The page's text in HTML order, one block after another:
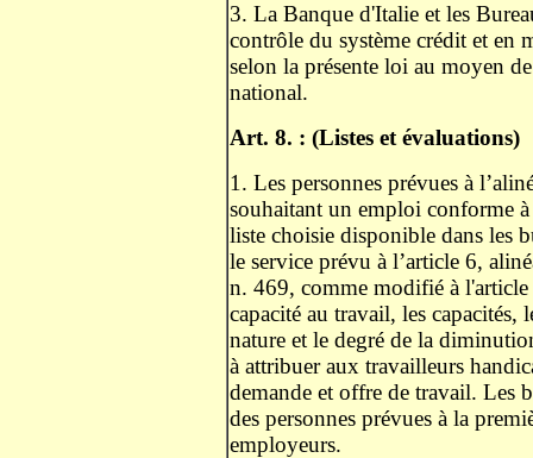
3. La Banque d'Italie et les
contrôle du système crédit et en
selon la présente loi au moyen
national.
Art. 8. : (Listes et évaluations)
1. Les personnes prévues à
souhaitant un emploi conforme
liste choisie disponible dans les
le service prévu à l’article 6,
n. 469, comme modifié à
capacité au travail, les capacités,
nature et le degré de la
à attribuer aux travailleurs
demande et offre de travail. Les
des personnes prévues à la
employeurs.